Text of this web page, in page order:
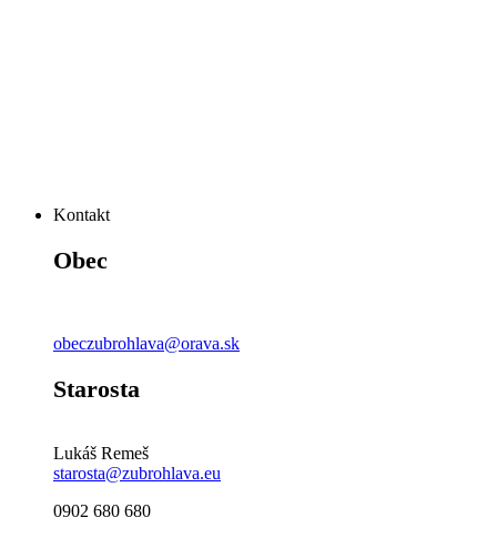
Kontakt
Obec
obeczubrohlava@orava.sk
Starosta
Lukáš Remeš
starosta@zubrohlava.eu
0902 680 680